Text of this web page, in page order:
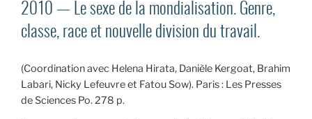
2010 — Le sexe de la mondialisation. Genre,
classe, race et nouvelle division du travail.
(Coordination avec Helena Hirata, Danièle Kergoat, Brahim
Labari, Nicky Lefeuvre et Fatou Sow). Paris : Les Presses
de Sciences Po. 278 p.